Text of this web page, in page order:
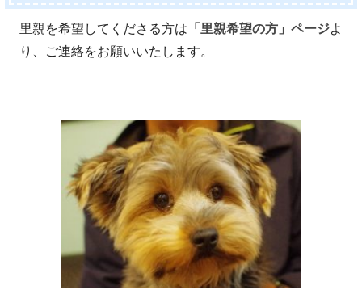
里親を希望してくださる方は 「里親希望の方」ページよ
り、ご連絡をお願いいたします。